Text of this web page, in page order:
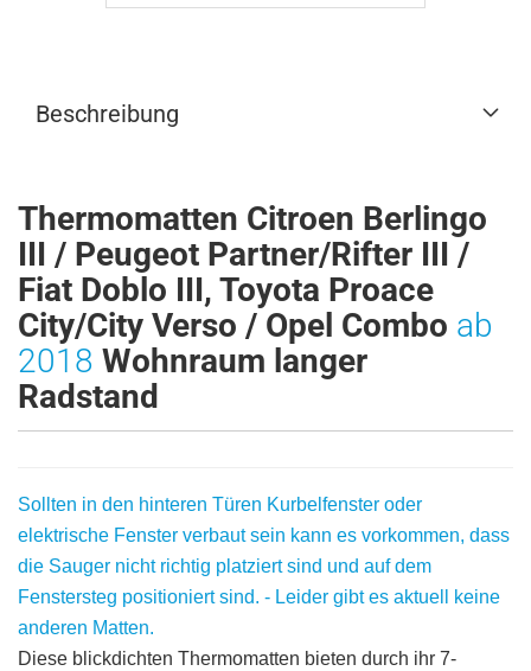
Beschreibung
Thermomatten Citroen Berlingo
III / Peugeot Partner/Rifter III /
Fiat Doblo III, Toyota Proace
City/City Verso / Opel Combo ab
2018 Wohnraum langer
Radstand
Sollten in den hinteren Türen Kurbelfenster oder
elektrische Fenster verbaut sein kann es vorkommen, dass
die Sauger nicht richtig platziert sind und auf dem
Fenstersteg positioniert sind. - Leider gibt es aktuell keine
anderen Matten.
Diese blickdichten Thermomatten bieten durch ihr 7-